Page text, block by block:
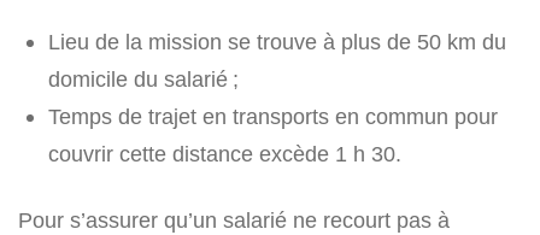
Lieu de la mission se trouve à plus de 50 km du
domicile du salarié ;
Temps de trajet en transports en commun pour
couvrir cette distance excède 1 h 30.
Pour s’assurer qu’un salarié ne recourt pas à